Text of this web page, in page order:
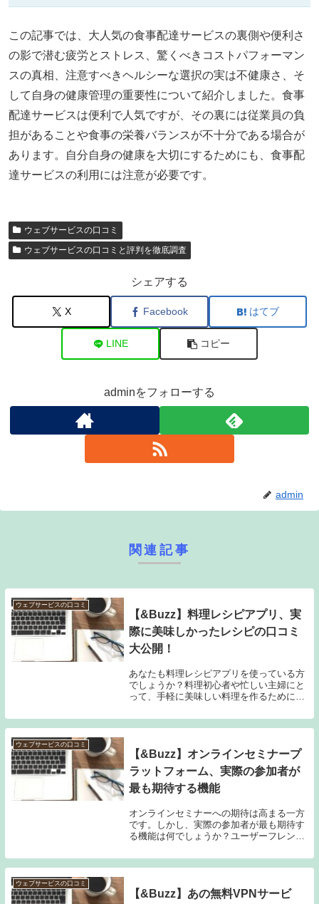
この記事では、大人気の食事配達サービスの裏側や便利さ
の影で潜む疲労とストレス、驚くべきコストパフォーマン
スの真相、注意すべきヘルシーな選択の実は不健康さ、そ
して自身の健康管理の重要性について紹介しました。食事
配達サービスは便利で人気ですが、その裏には従業員の負
担があることや食事の栄養バランスが不十分である場合が
あります。自分自身の健康を大切にするためにも、食事配
達サービスの利用には注意が必要です。
ウェブサービスの口コミ
ウェブサービスの口コミと評判を徹底調査
シェアする
X Facebook はてブ
LINE コピー
adminをフォローする
admin
関連記事
ウェブサービスの口コミ
【&Buzz】料理レシピアプリ、実
際に美味しかったレシピの口コミ
大公開！
あなたも料理レシピアプリを使っている方
でしょうか？料理初心者や忙しい主婦にと
って、手軽に美味しい料理を作るために欠
し、数多くのアプリがある中で、どのアプ
リが本当に便利なのか気になるところです
ウェブサービスの口コミ
【&Buzz】オンラインセミナープ
ラットフォーム、実際の参加者が
最も期待する機能
オンラインセミナーへの期待は高まる一方
です。しかし、実際の参加者が最も期待す
る機能は何でしょうか？ユーザーフレンド
音声、リアルタイムでのコミュニケーショ
ンなど、機能は様々ですが、この記事では
ウェブサービスの口コミ
【&Buzz】あの無料VPNサービ